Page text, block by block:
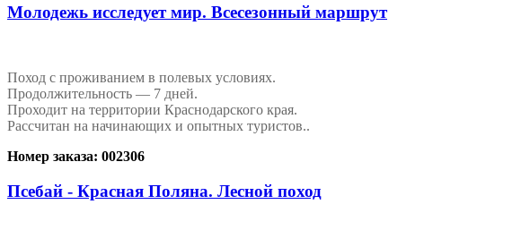
Молодежь исследует мир. Всесезонный маршрут
Поход с проживанием в полевых условиях.
Продолжительность — 7 дней.
Проходит на территории Краснодарского края.
Рассчитан на начинающих и опытных туристов..
Номер заказа: 002306
Псебай - Красная Поляна. Лесной поход